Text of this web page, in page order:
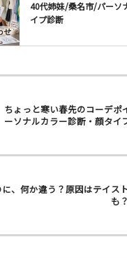
40代姉妹/桑名市/パーソ
イプ診断
ちょっと寒い春先のコーデポ
ーソナルカラー診断・顔タイ
、何か違う？原因はテイス
も